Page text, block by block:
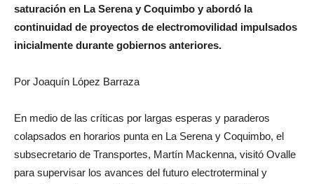
saturación en La Serena y Coquimbo y abordó la
continuidad de proyectos de electromovilidad impulsados
inicialmente durante gobiernos anteriores.
Por Joaquín López Barraza
En medio de las críticas por largas esperas y paraderos
colapsados en horarios punta en La Serena y Coquimbo, el
subsecretario de Transportes, Martín Mackenna, visitó Ovalle
para supervisar los avances del futuro electroterminal y